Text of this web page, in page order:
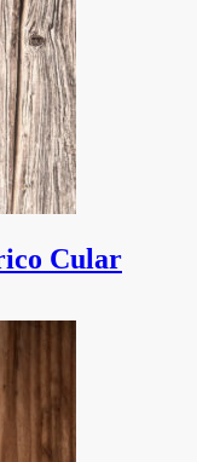
Cular